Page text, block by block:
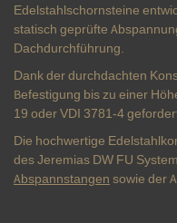
Edelstahlschornsteine
statisch geprüfte
Dachdurchführung.
Dank der durchdachten
Befestigung bis zu einer
19 oder VDI 3781-4
Die hochwertige
des Jeremias DW FU
Abspannstangen sowie der